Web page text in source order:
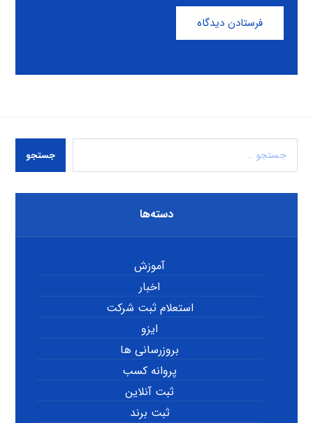
فرستادن دیدگاه
جستجو
دسته‌ها
آموزش
اخبار
استعلام ثبت شرکت
ایزو
بروزرسانی ها
پروانه کسب
ثبت آنلاین
ثبت برند